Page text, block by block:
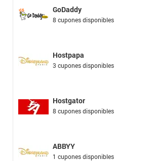
GoDaddy
8 cupones disponibles
Hostpapa
3 cupones disponibles
Hostgator
8 cupones disponibles
ABBYY
1 cupones disponibles